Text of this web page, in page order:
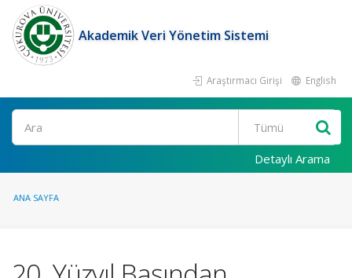
Akademik Veri Yönetim Sistemi
Araştırmacı Girişi English
Ara
Detaylı Arama
ANA SAYFA